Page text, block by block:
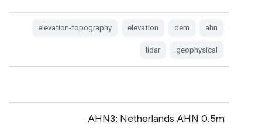
ahn
dem
elevation
elevation-topography
geophysical
lidar
AHN3: Netherlands AHN 0.5m